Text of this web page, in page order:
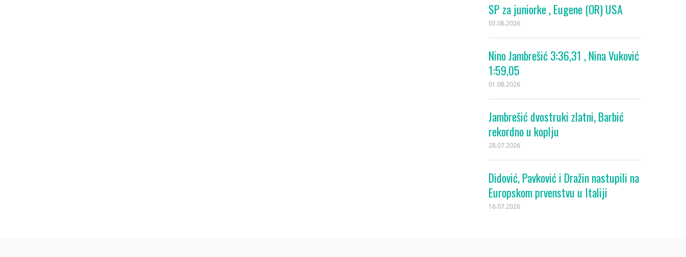
SP za juniorke , Eugene (OR) USA
03.08.2026
Nino Jambrešić 3:36,31 , Nina Vuković
1:59,05
01.08.2026
Jambrešić dvostruki zlatni, Barbić
rekordno u koplju
28.07.2026
Didović, Pavković i Dražin nastupili na
Europskom prvenstvu u Italiji
16.07.2026